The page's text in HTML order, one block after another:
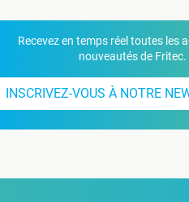
Recevez en temps réel toutes les
nouveautés de Fritec.
INSCRIVEZ-VOUS À NOTRE